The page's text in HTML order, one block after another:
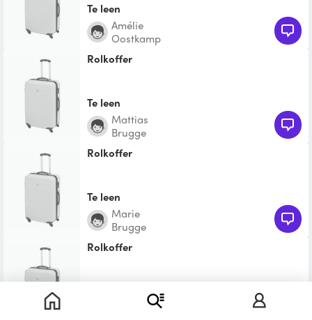
Te leen
Amélie
Oostkamp
Rolkoffer
Te leen
Mattias
Brugge
Rolkoffer
Te leen
Marie
Brugge
Rolkoffer